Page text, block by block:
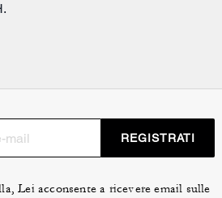
pilote. Les montures et les
avec perfection le savoir-
de la maison, afin de vous
REGISTRATI
Lei acconsente a ricevere email sulle